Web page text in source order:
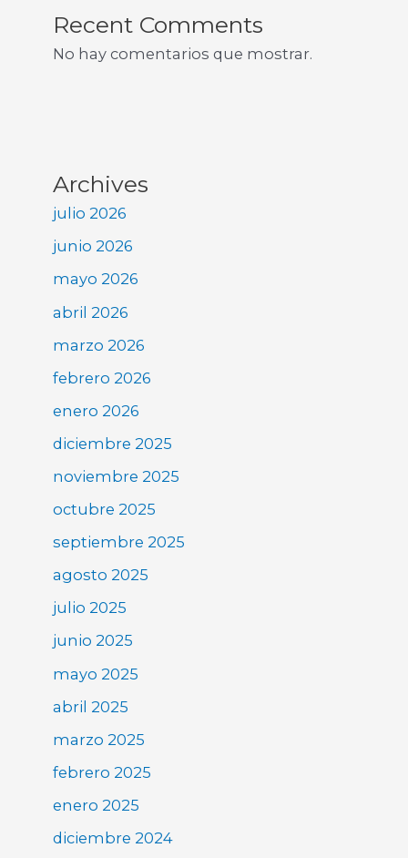
Recent Comments
No hay comentarios que mostrar.
Archives
julio 2026
junio 2026
mayo 2026
abril 2026
marzo 2026
febrero 2026
enero 2026
diciembre 2025
noviembre 2025
octubre 2025
septiembre 2025
agosto 2025
julio 2025
junio 2025
mayo 2025
abril 2025
marzo 2025
febrero 2025
enero 2025
diciembre 2024